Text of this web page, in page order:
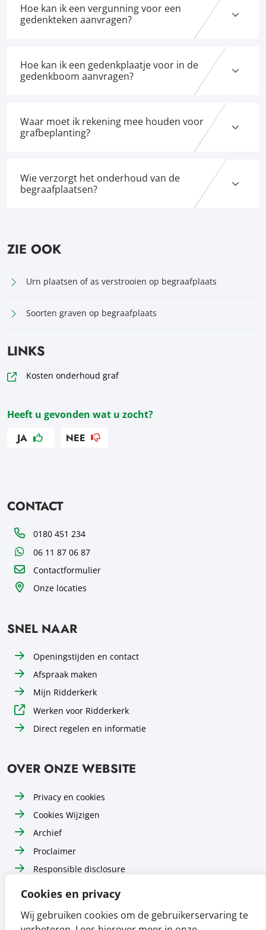
Cookies en privacy
Wij gebruiken cookies om de gebruikerservaring te
Hoe kan ik een vergunning voor een
gedenkteken aanvragen?
Hoe kan ik een gedenkplaatje voor in de
gedenkboom aanvragen?
Waar moet ik rekening mee houden voor
grafbeplanting?
Wie verzorgt het onderhoud van de
begraafplaatsen?
ZIE OOK
Urn plaatsen of as verstrooien op begraafplaats
Soorten graven op begraafplaats
LINKS
Kosten onderhoud graf
Heeft u gevonden wat u zocht?
JA NEE
CONTACT
Telefoon0180 451 234
WhatsApp06 11 87 06 87
Contactformulier
Onze locaties
SNEL NAAR
Openingstijden en contact
Afspraak maken
Mijn Ridderkerk
Werken voor Ridderkerk
Direct regelen en informatie
OVER ONZE WEBSITE
Privacy en cookies
Cookies Wijzigen
Archief
Proclaimer
Responsible disclosure
Toegankelijkheid